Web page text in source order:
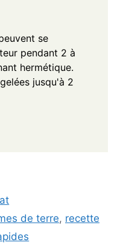
se
pendant 2 à
hermétique.
jusqu'à 2
de terre, recette